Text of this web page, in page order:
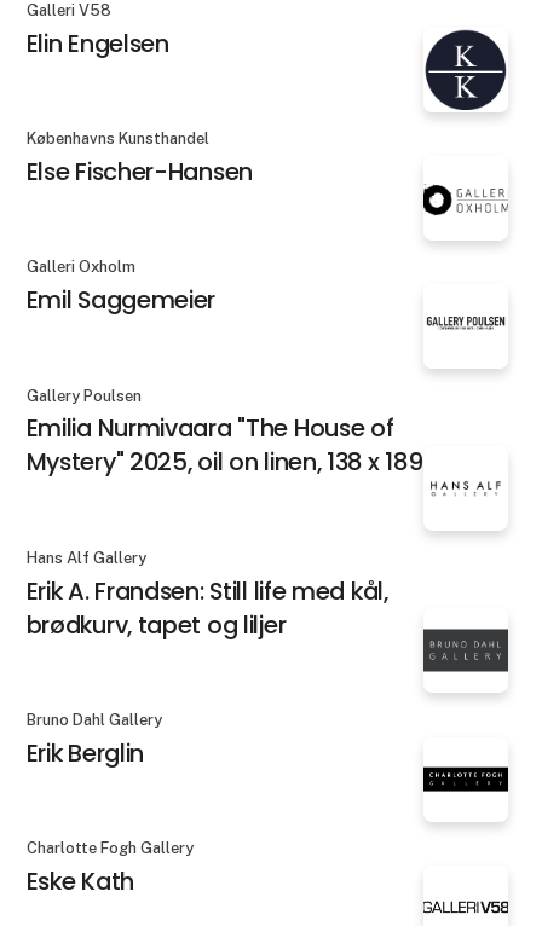
Galleri V58
Elin Engelsen
Københavns Kunsthandel
Else Fischer-Hansen
Galleri Oxholm
Emil Saggemeier
Gallery Poulsen
Emilia Nurmivaara "The House of
Mystery" 2025, oil on linen, 138 x 189 cm
Hans Alf Gallery
Erik A. Frandsen: Still life med kål,
brødkurv, tapet og liljer
Bruno Dahl Gallery
Erik Berglin
Charlotte Fogh Gallery
Eske Kath